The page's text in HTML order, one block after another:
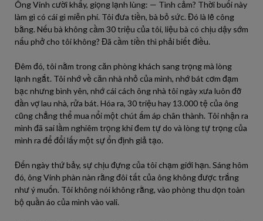
Ông Vinh cười khẩy, giọng lạnh lùng: — Tình cảm? Thời buổi này
làm gì có cái gì miễn phí. Tôi đưa tiền, bà bỏ sức. Đó là lẽ công
bằng. Nếu bà không cầm 30 triệu của tôi, liệu bà có chịu dậy sớm
nấu phở cho tôi không? Đã cầm tiền thì phải biết điều.
Đêm đó, tôi nằm trong căn phòng khách sang trọng mà lòng
lạnh ngắt. Tôi nhớ về căn nhà nhỏ của mình, nhớ bát cơm đạm
bạc nhưng bình yên, nhớ cái cách ông nhà tôi ngày xưa luôn đỡ
đần vợ lau nhà, rửa bát. Hóa ra, 30 triệu hay 13.000 tệ của ông
cũng chẳng thể mua nổi một chút ấm áp chân thành. Tôi nhận ra
mình đã sai lầm nghiêm trọng khi đem tự do và lòng tự trọng của
mình ra để đổi lấy một sự ổn định giả tạo.
Đến ngày thứ bảy, sự chịu đựng của tôi chạm giới hạn. Sáng hôm
đó, ông Vinh phàn nàn rằng đôi tất của ông không được trắng
như ý muốn. Tôi không nói không rằng, vào phòng thu dọn toàn
bộ quần áo của mình vào vali.